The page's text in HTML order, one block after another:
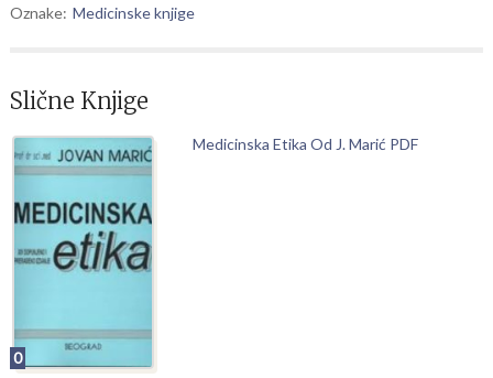
Oznake: Medicinske knjige
Slične Knjige
0
Medicinska Etika Od J. Marić PDF